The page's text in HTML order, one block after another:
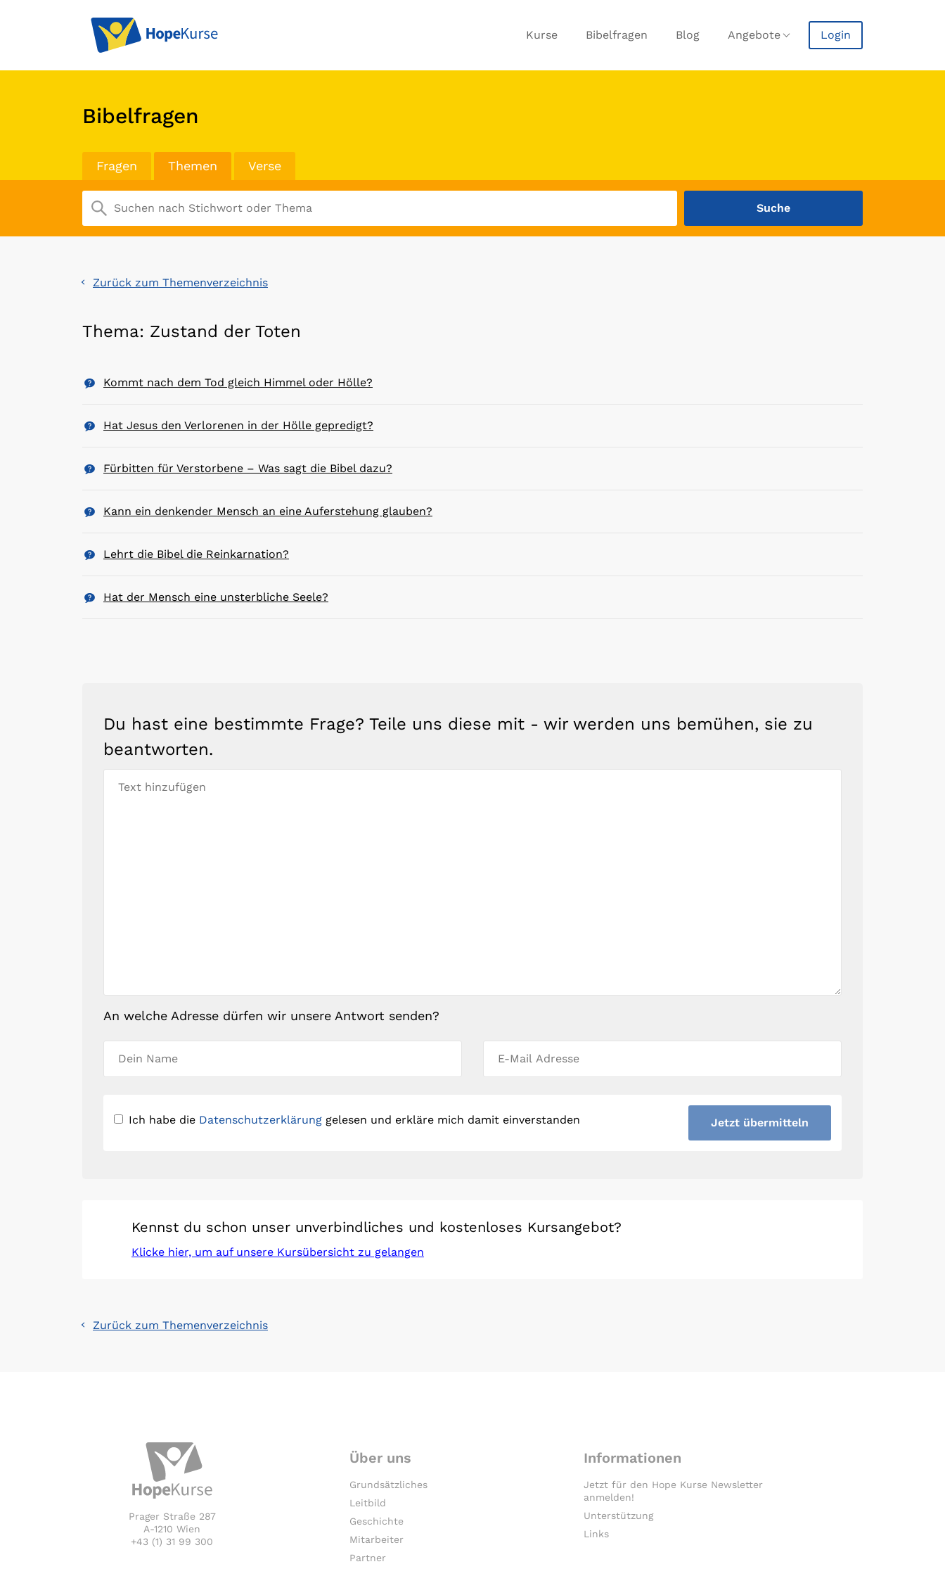
Kurse Bibelfragen Blog Angebote Login
Bibelfragen
Fragen Themen Verse
Zurück zum Themenverzeichnis
Thema: Zustand der Toten
Kommt nach dem Tod gleich Himmel oder Hölle?
Hat Jesus den Verlorenen in der Hölle gepredigt?
Fürbitten für Verstorbene – Was sagt die Bibel dazu?
Kann ein denkender Mensch an eine Auferstehung glauben?
Lehrt die Bibel die Reinkarnation?
Hat der Mensch eine unsterbliche Seele?
Du hast eine bestimmte Frage? Teile uns diese mit - wir werden uns bemühen, sie zu
beantworten.
An welche Adresse dürfen wir unsere Antwort senden?
Ich habe die Datenschutzerklärung gelesen und erkläre mich damit einverstanden Jetzt übermitteln
Kennst du schon unser unverbindliches und kostenloses Kursangebot?
Klicke hier, um auf unsere Kursübersicht zu gelangen
Zurück zum Themenverzeichnis
Prager Straße 287
A-1210 Wien
+43 (1) 31 99 300
Über uns
Grundsätzliches
Leitbild
Geschichte
Mitarbeiter
Partner
Informationen
Jetzt für den Hope Kurse Newsletter
anmelden!
Unterstützung
Links